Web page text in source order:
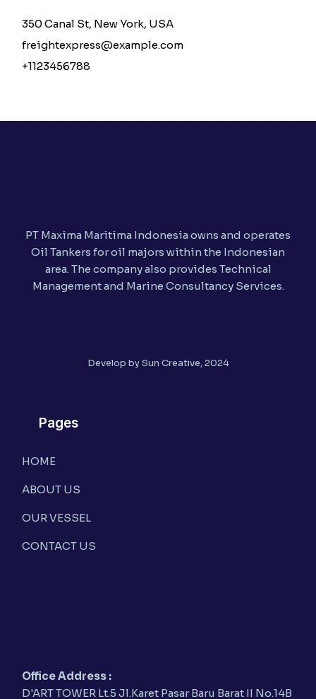
350 Canal St, New York, USA
freightexpress@example.com
+1123456788
PT Maxima Maritima Indonesia owns and operates
Oil Tankers for oil majors within the Indonesian
area. The company also provides Technical
Management and Marine Consultancy Services.
Develop by Sun Creative, 2024
Pages
HOME
ABOUT US
OUR VESSEL
CONTACT US
Office Address :
D'ART TOWER Lt.5 Jl.Karet Pasar Baru Barat II No.14B